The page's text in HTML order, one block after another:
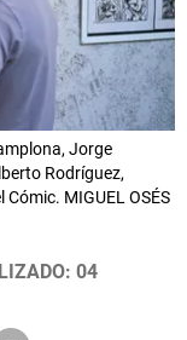
Jorge
Rodríguez,
MIGUEL OSÉS
04